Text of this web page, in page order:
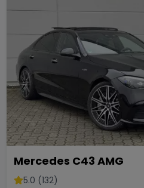
Mercedes C43 AMG
5.0 (132)